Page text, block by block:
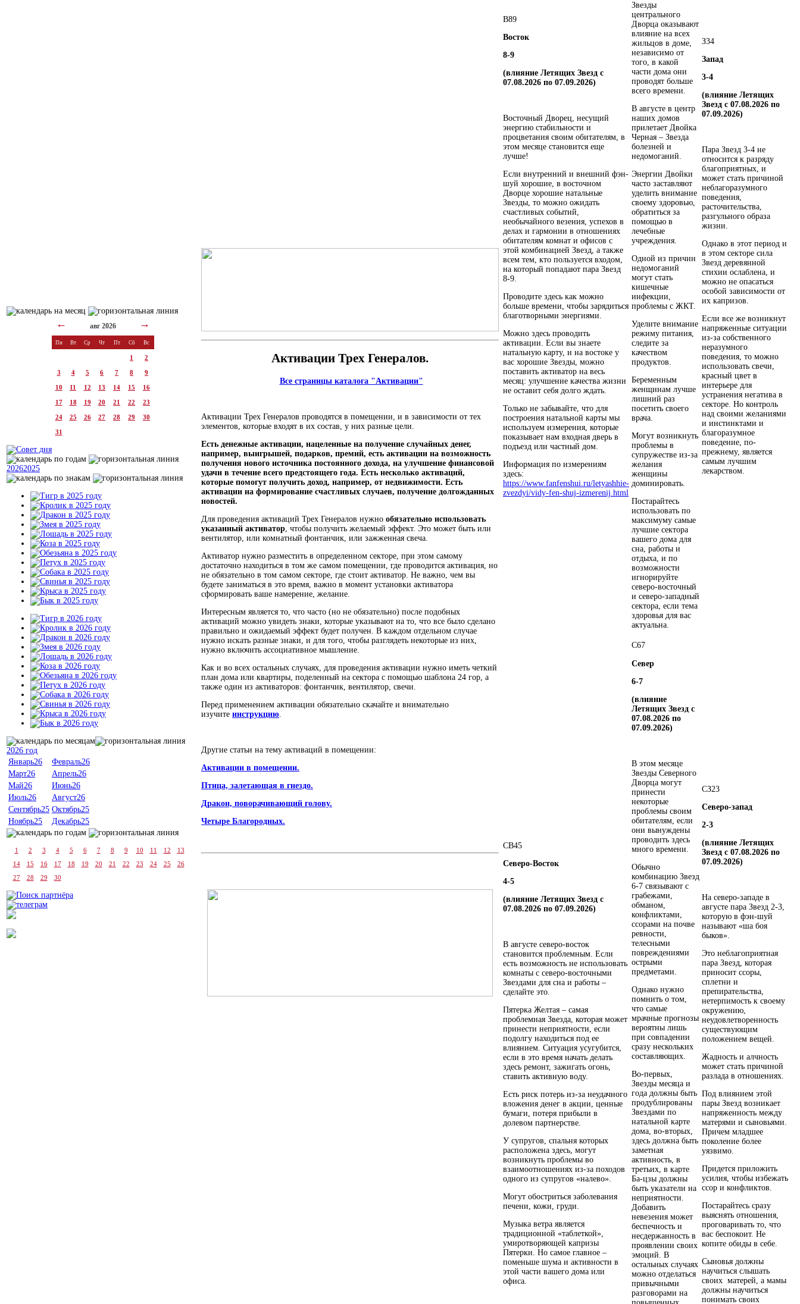
→
← авг 2026
Пн Вт Ср Чт Пт Сб Вс
1 2
3 4 5 6 7 8 9
10 11 12 13 14 15 16
17 18 19 20 21 22 23
24 25 26 27 28 29 30
31
20262025
2026 год
Январь26
Февраль26
Март26
Апрель26
Май26
Июнь26
Июль26
Август26
Сентябрь25 Октябрь25
Ноябрь25
Декабрь25
1 2 3 4 5 6 7 8 9 10 11 12
13
14
15 16 17 18 19 20 21 22 23 24 25
26
27
28 29 30
Активации Трех Генералов.
Все страницы каталога "Активации"
Активации Трех Генералов проводятся в помещении, и в зависимости от тех
элементов, которые входят в их состав, у них разные цели.
Есть денежные активации, нацеленные на получение случайных денег,
например, выигрышей, подарков, премий, есть активации на возможность
получения нового источника постоянного дохода, на улучшение финансовой
удачи в течение всего предстоящего года. Есть несколько активаций,
которые помогут получить доход, например, от недвижимости. Есть
активации на формирование счастливых случаев, получение долгожданных
новостей.
Для проведения активаций Трех Генералов нужно обязательно использовать
указанный активатор , чтобы получить желаемый эффект. Это может быть или
вентилятор, или комнатный фонтанчик, или зажженная свеча.
Активатор нужно разместить в определенном секторе, при этом самому
достаточно находиться в том же самом помещении, где проводится активация, но
не обязательно в том самом секторе, где стоит активатор. Не важно, чем вы
будете заниматься в это время, важно в момент установки активатора
сформировать ваше намерение, желание.
Интересным является то, что часто (но не обязательно) после подобных
активаций можно увидеть знаки, которые указывают на то, что все было сделано
правильно и ожидаемый эффект будет получен. В каждом отдельном случае
нужно искать разные знаки, и для того, чтобы разглядеть некоторые из них,
нужно включить ассоциативное мышление.
Как и во всех остальных случаях, для проведения активации нужно иметь четкий
план дома или квартиры, поделенный на сектора с помощью шаблона 24 гор, а
также один из активаторов: фонтанчик, вентилятор, свечи.
Перед применением активации обязательно скачайте и внимательно
изучите инструкцию
Другие статьи на тему активаций в помещении:
Активации в помещении.
Птица, залетающая в гнездо.
Дракон, поворачивающий голову.
Четыре Благородных.
В89
Восток
8-9
(влияние Летящих Звезд с
07.08.2026 по 07.09.2026)
Восточный Дворец, несущий
энергию стабильности и
процветания своим обитателям, в
этом месяце становится еще
лучше!
Если внутренний и внешний фэн-
шуй хорошие, в восточном
Дворце хорошие натальные
Звезды, то можно ожидать
счастливых событий,
необычайного везения, успехов в
делах и гармонии в отношениях
обитателям комнат и офисов с
этой комбинацией Звезд, а также
всем тем, кто пользуется входом,
на который попадают пара Звезд
8-9.
Проводите здесь как можно
больше времени, чтобы зарядиться
благотворными энергиями.
Можно здесь проводить
активации. Если вы знаете
натальную карту, и на востоке у
вас хорошие Звезды, можно
поставить активатор на весь
месяц: улучшение качества жизни
не оставит себя долго ждать.
Только не забывайте, что для
построения натальной карты мы
используем измерения, которые
показывает нам входная дверь в
подъезд или частный дом.
Информация по измерениям
здесь:
https://www.fanfenshui.ru/letyashhie-
zvezdyi/vidy-fen-shuj-izmerenij.html
Звезды
центрального
Дворца оказывают
влияние на всех
жильцов в доме,
независимо от
того, в какой
части дома они
проводят больше
всего времени.
В августе в центр
наших домов
прилетает Двойка
Черная – Звезда
болезней и
недомоганий.
Энергии Двойки
часто заставляют
уделить внимание
своему здоровью,
обратиться за
помощью в
лечебные
учреждения.
Одной из причин
недомоганий
могут стать
кишечные
инфекции,
проблемы с ЖКТ.
Уделите внимание
режиму питания,
следите за
качеством
продуктов.
Беременным
женщинам лучше
лишний раз
посетить своего
врача.
Могут возникнуть
проблемы в
супружестве из-за
желания
женщины
доминировать.
Постарайтесь
использовать по
максимуму самые
лучшие сектора
вашего дома для
сна, работы и
отдыха, и по
возможности
игнорируйте
северо-восточный
и северо-западный
сектора, если тема
здоровья для вас
актуальна.
З34
Запад
3-4
(влияние Летящих
Звезд с 07.08.2026 по
07.09.2026)
Пара Звезд 3-4 не
относится к разряду
благоприятных, и
может стать причиной
неблагоразумного
поведения,
расточительства,
разгульного образа
жизни.
Однако в этот период и
в этом секторе сила
Звезд деревянной
стихии ослаблена, и
можно не опасаться
особой зависимости от
их капризов.
Если все же возникнут
напряженные ситуации
из-за собственного
неразумного
поведения, то можно
использовать свечи,
красный цвет в
интерьере для
устранения негатива в
секторе. Но контроль
над своими желаниями
и инстинктами и
благоразумное
поведение, по-
прежнему, является
самым лучшим
лекарством.
СВ45
Северо-Восток
4-5
(влияние Летящих Звезд с
07.08.2026 по 07.09.2026)
В августе северо-восток
становится проблемным. Если
есть возможность не использовать
комнаты с северо-восточными
Звездами для сна и работы –
сделайте это.
Пятерка Желтая – самая
проблемная Звезда, которая может
принести неприятности, если
подолгу находиться под ее
влиянием. Ситуация усугубится,
если в это время начать делать
здесь ремонт, зажигать огонь,
ставить активную воду.
Есть риск потерь из-за неудачного
вложения денег в акции, ценные
бумаги, потеря прибыли в
долевом партнерстве.
У супругов, спальня которых
расположена здесь, могут
возникнуть проблемы во
взаимоотношениях из-за походов
одного из супругов «налево».
Могут обостриться заболевания
печени, кожи, груди.
Музыка ветра является
традиционной «таблеткой»,
умиротворяющей капризы
Пятерки. Но самое главное –
поменьше шума и активности в
этой части вашего дома или
офиса.
С67
Север
6-7
(влияние
Летящих Звезд с
07.08.2026 по
07.09.2026)
В этом месяце
Звезды Северного
Дворца могут
принести
некоторые
проблемы своим
обитателям, если
они вынуждены
проводить здесь
много времени.
Обычно
комбинацию Звезд
6-7 связывают с
грабежами,
обманом,
конфликтами,
ссорами на почве
ревности,
телесными
повреждениями
острыми
предметами.
Однако нужно
помнить о том,
что самые
мрачные прогнозы
вероятны лишь
при совпадении
сразу нескольких
составляющих.
Во-первых,
Звезды месяца и
года должны быть
продублированы
Звездами по
натальной карте
дома, во-вторых,
здесь должна быть
заметная
активность, в
третьих, в карте
Ба-цзы должны
быть указатели на
неприятности.
Добавить
невезения может
беспечность и
несдержанность в
проявлении своих
эмоций. В
остальных случаях
можно отделаться
привычными
разговорами на
СЗ23
Северо-запад
2-3
(влияние Летящих
Звезд с 07.08.2026 по
07.09.2026)
На северо-западе в
августе пара Звезд 2-3,
которую в фэн-шуй
называют «ша боя
быков».
Это неблагоприятная
пара Звезд, которая
приносит ссоры,
сплетни и
препирательства,
нетерпимость к своему
окружению,
неудовлетворенность
существующим
положением вещей.
Жадность и алчность
может стать причиной
разлада в отношениях.
Под влиянием этой
пары Звезд возникает
напряженность между
матерями и сыновьями.
Причем младшее
поколение более
уязвимо.
Придется приложить
усилия, чтобы избежать
ссор и конфликтов.
Постарайтесь сразу
выяснять отношения,
проговаривать то, что
вас беспокоит. Не
копите обиды в себе.
Сыновья должны
научиться слышать
своих матерей, а мамы
должны научиться
понимать своих